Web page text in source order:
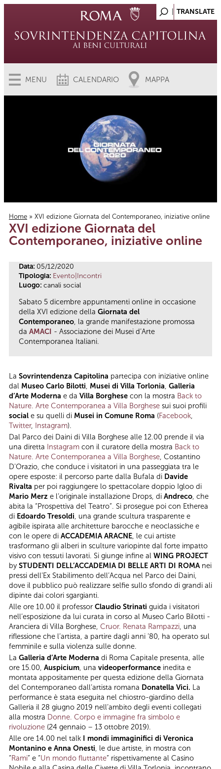
MENU CALENDARIO MAPPA
Tu sei qui
Home » XVI edizione Giornata del Contemporaneo, iniziative online
XVI edizione Giornata del
Contemporaneo, iniziative online
Data: 05/12/2020
Tipologia: Evento|Incontri
Luogo: canali social
Sabato 5 dicembre appuntamenti online in occasione
della XVI edizione della Giornata del
Contemporaneo, la grande manifestazione promossa
da AMACI - Associazione dei Musei d’Arte
Contemporanea Italiani.
La Sovrintendenza Capitolina partecipa con iniziative online
dal Museo Carlo Bilotti, Musei di Villa Torlonia, Galleria
d’Arte Moderna e da Villa Borghese con la mostra Back to
Nature. Arte Contemporanea a Villa Borghese sui suoi profili
social e su quelli di Musei in Comune Roma (Facebook,
Twitter, Instagram).
Dal Parco dei Daini di Villa Borghese alle 12.00 prende il via
una diretta Instagram con il curatore della mostra Back to
Nature. Arte Contemporanea a Villa Borghese, Costantino
D'Orazio, che conduce i visitatori in una passeggiata tra le
opere esposte: il percorso parte dalla Bufala di Davide
Rivalta per poi raggiungere lo spettacolare doppio Igloo di
Mario Merz e l’originale installazione Drops, di Andreco, che
abita la “Prospettiva del Teatro”. Si prosegue poi con Etherea
di Edoardo Tresoldi, una grande scultura trasparente e
agibile ispirata alle architetture barocche e neoclassiche e
con le opere di ACCADEMIA ARACNE, le cui artiste
trasformano gli alberi in sculture variopinte dal forte impatto
visivo con tessuti lavorati. Si giunge infine al WING PROJECT
by STUDENTI DELL’ACCADEMIA DI BELLE ARTI DI ROMA nei
pressi dell’Ex Stabilimento dell’Acqua nel Parco dei Daini,
dove il pubblico può realizzare selfie sullo sfondo di grandi ali
dipinte dai colori sgargianti.
Alle ore 10.00 il professor Claudio Strinati guida i visitatori
nell’esposizione da lui curata in corso al Museo Carlo Bilotti -
Aranciera di Villa Borghese, Cruor. Renata Rampazzi, una
riflessione che l’artista, a partire dagli anni ’80, ha operato sul
femminile e sulla violenza sulle donne.
La Galleria d’Arte Moderna di Roma Capitale presenta, alle
ore 15.00, Auspicium, una videoperformance inedita e
montata appositamente per questa edizione della Giornata
del Contemporaneo dall’artista romana Donatella Vici. La
performance è stata eseguita nel chiostro-giardino della
Galleria il 28 giugno 2019 nell’ambito degli eventi collegati
alla mostra Donne. Corpo e immagine fra simbolo e
rivoluzione (24 gennaio – 13 ottobre 2019).
Alle ore 14.00 nel talk I mondi immaginifici di Veronica
Montanino e Anna Onesti, le due artiste, in mostra con
“Rami” e “Un mondo fluttante” rispettivamente al Casino